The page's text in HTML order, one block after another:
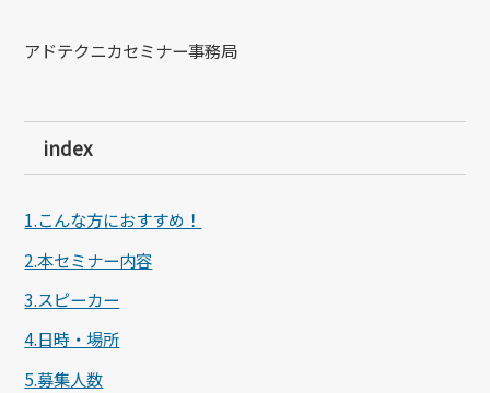
アドテクニカセミナー事務局
index
1.こんな方におすすめ！
2.本セミナー内容
3.スピーカー
4.日時・場所
5.募集人数